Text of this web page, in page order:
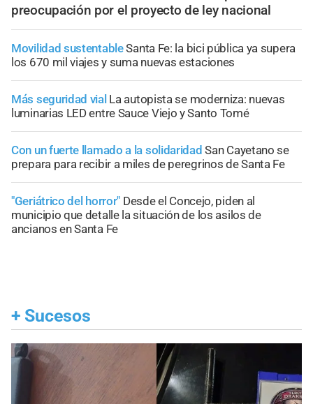
preocupación por el proyecto de ley nacional
Movilidad sustentableSanta Fe: la bici pública ya supera
los 670 mil viajes y suma nuevas estaciones
Más seguridad vial La autopista se moderniza: nuevas
luminarias LED entre Sauce Viejo y Santo Tomé
Con un fuerte llamado a la solidaridad San Cayetano se
prepara para recibir a miles de peregrinos de Santa Fe
"Geriátrico del horror" Desde el Concejo, piden al
municipio que detalle la situación de los asilos de
ancianos en Santa Fe
+ Sucesos